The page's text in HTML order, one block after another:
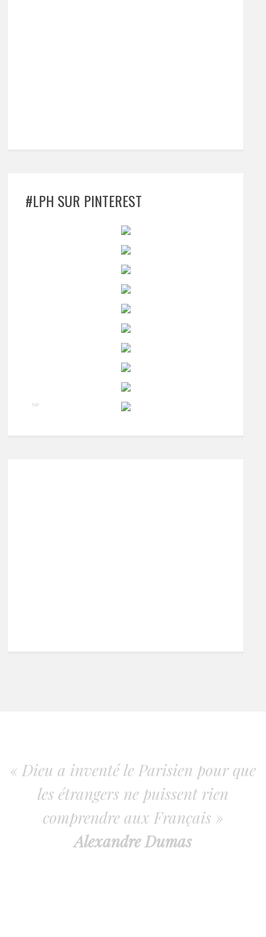
#LPH SUR PINTEREST
TAP
« Dieu a inventé le Parisien pour que
les étrangers ne puissent rien
comprendre aux Français »
Alexandre Dumas